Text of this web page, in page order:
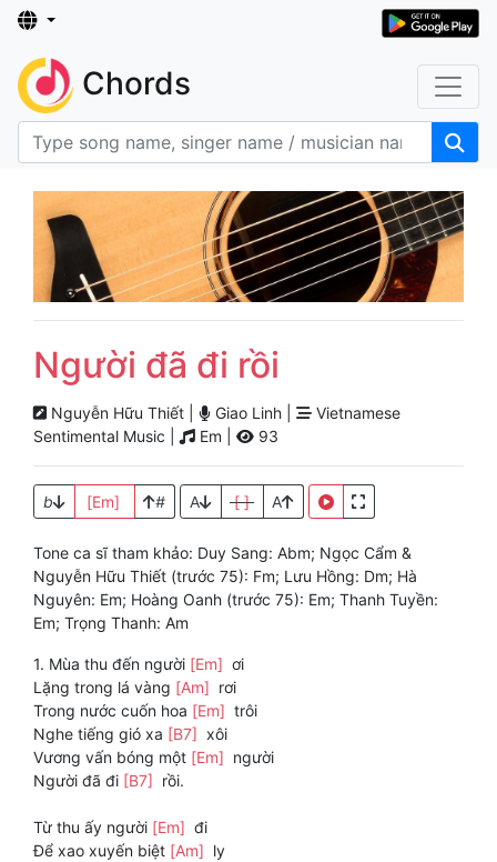
Chords
Người đã đi rồi
Nguyễn Hữu Thiết | Giao Linh |
Vietnamese
Sentimental Music |
Em | 93
b [Em] # A [ ] A
Tone ca sĩ tham khảo: Duy Sang: Abm; Ngọc Cẩm &
Nguyễn Hữu Thiết (trước 75): Fm; Lưu Hồng: Dm; Hà
Nguyên: Em; Hoàng Oanh (trước 75): Em; Thanh Tuyền:
Em; Trọng Thanh: Am
1. Mùa thu đến người [Em] ơi
Lặng trong lá vàng [Am] rơi
Trong nước cuốn hoa [Em] trôi
Nghe tiếng gió xa [B7] xôi
Vương vấn bóng một [Em] người
Người đã đi [B7] rồi.
Từ thu ấy người [Em] đi
Để xao xuyến biệt [Am] ly